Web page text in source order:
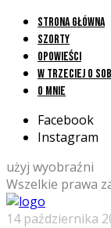
Strona główna
Szorty
Opowieści
W trzeciej o
O mnie
Facebook
Instagram
użyj wyobraźni
Wszelkie prawa
14 października